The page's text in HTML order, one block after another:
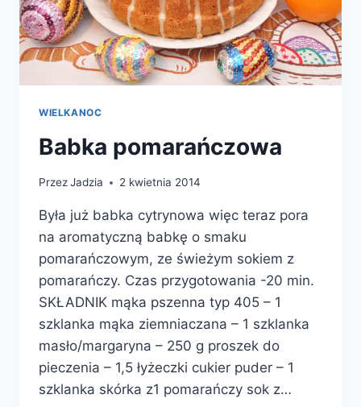
WIELKANOC
Babka pomarańczowa
PrzezJadzia 2 kwietnia 2014
Była już babka cytrynowa więc teraz pora
na aromatyczną babkę o smaku
pomarańczowym, ze świeżym sokiem z
pomarańczy. Czas przygotowania -20 min.
SKŁADNIK mąka pszenna typ 405 – 1
szklanka mąka ziemniaczana – 1 szklanka
masło/margaryna – 250 g proszek do
pieczenia – 1,5 łyżeczki cukier puder – 1
szklanka skórka z1 pomarańczy sok z…